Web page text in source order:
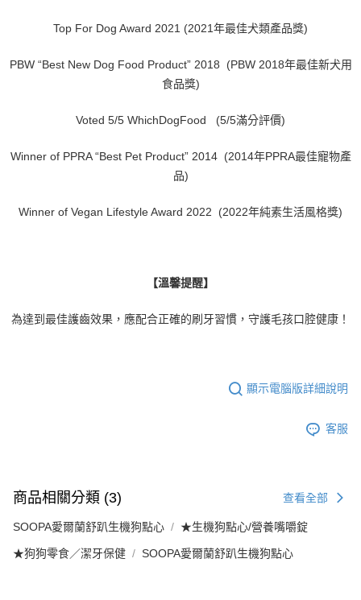
Top For Dog Award 2021 (2021年最佳犬類產品獎)
PBW “Best New Dog Food Product” 2018 (PBW 2018年最佳新犬用
食品獎)
Voted 5/5 WhichDogFood (5/5滿分評價)
Winner of PPRA “Best Pet Product” 2014 (2014年PPRA最佳寵物產
品)
Winner of Vegan Lifestyle Award 2022 (2022年純素生活風格獎)
【溫馨提醒】
為達到最佳護齒效果，應配合正確的刷牙習慣，守護毛孩口腔健康！
顯示電腦版詳細說明
客服
商品相關分類 (3) 查看全部
SOOPA愛爾蘭舒趴生機狗點心 ★生機狗點心/營養嘴嚼錠
★狗狗零食／潔牙保健 SOOPA愛爾蘭舒趴生機狗點心